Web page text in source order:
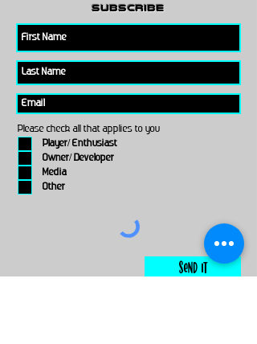
subscribe
Please check all that applies to you
Player/ Enthusiast
Owner/ Developer
Media
Other
Send It